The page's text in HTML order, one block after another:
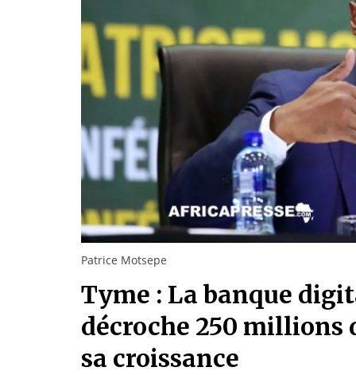
Patrice Motsepe
Tyme : La banque
décroche 250 millions
sa croissance